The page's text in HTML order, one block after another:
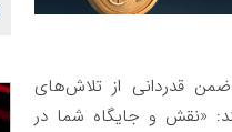
قدردانی از تلاش‌های
عبور موفقیت‌آمیز از پیک سال ۱۴۰۳، اظهار داشتند: «نقش و جایگاه شما در